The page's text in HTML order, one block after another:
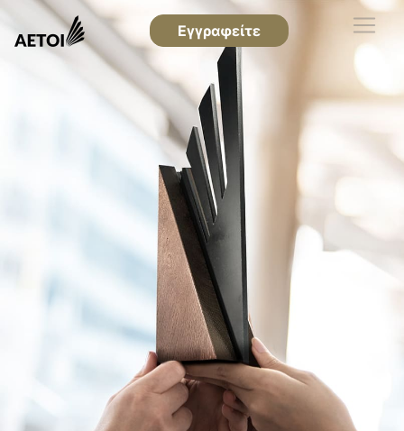
Εγγραφείτε